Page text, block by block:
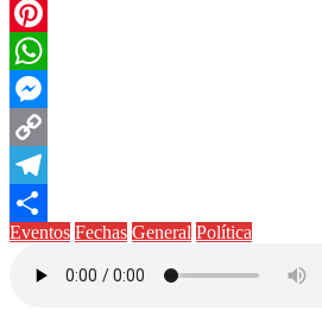
Twitter
Pinterest
WhatsApp
Messenger
Copy
Link
Telegram
Compartir
Eventos Fechas General Política